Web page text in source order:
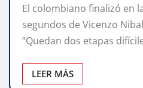
El colombiano finalizó en
segundos de Vicenzo
“Quedan dos etapas
LEER MÁS